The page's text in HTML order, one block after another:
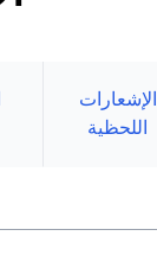
الإشعارات
اللحظية